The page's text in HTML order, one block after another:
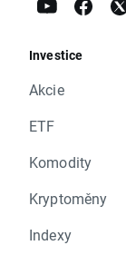
Investice
Akcie
ETF
Komodity
Kryptoměny
Indexy